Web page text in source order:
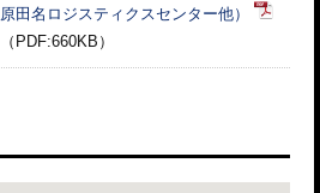
原田名ロジスティクスセンター他）
（PDF:660KB）